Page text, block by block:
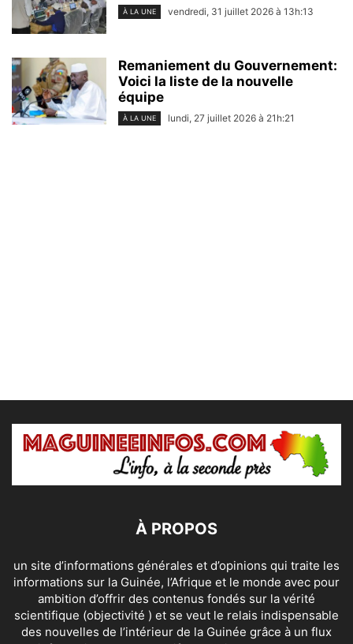
À LA UNE vendredi, 31 juillet 2026 à 13h:13
Remaniement du Gouvernement:
Voici la liste de la nouvelle
équipe
À LA UNE lundi, 27 juillet 2026 à 21h:21
À PROPOS
un site d’informations générales et d’opinions qui traite les
informations sur la Guinée, l’Afrique et le monde avec pour
ambition d’offrir des contenus fondés sur la vérité
scientifique (objectivité ) et se veut le relais indispensable
des nouvelles de l’intérieur de la Guinée grâce à un flux